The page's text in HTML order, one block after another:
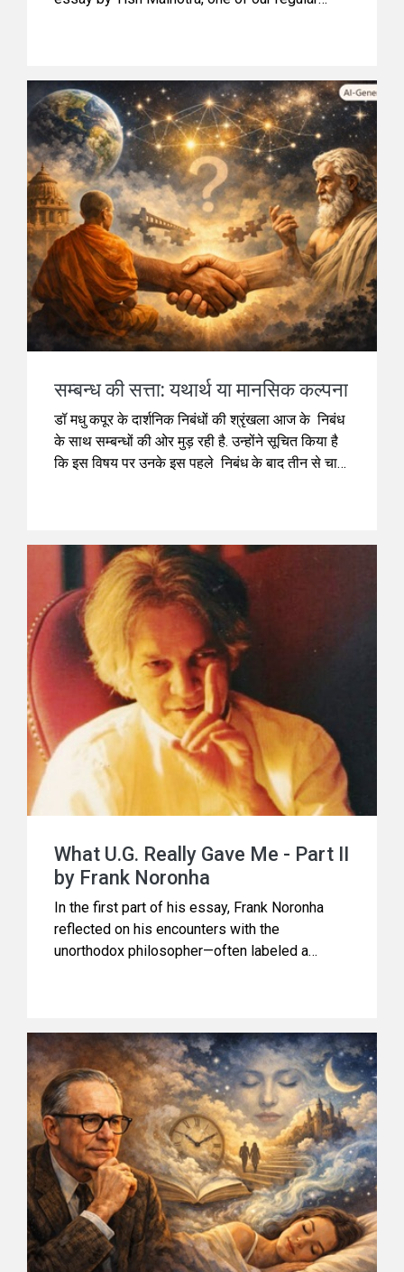
who illuminate the path of knowledge and
self‑realisation. In this piece, Tish revisits the
teachings of Sri Ramakrishna, reminding us of
the Guru’s role as mediator between the human
and the divine.
सम्बन्ध की सत्ता: यथार्थ या मानसिक कल्पना
डॉ मधु कपूर के दार्शनिक निबंधों की श्रृंखला आज के निबंध
के साथ सम्बन्धों की ओर मुड़ रही है. उन्होंने सूचित किया है
कि इस विषय पर उनके इस पहले निबंध के बाद तीन से चार
केवल मानसिक कल्पना।
What U.G. Really Gave Me - Part II
by Frank Noronha
In the first part of his essay, Frank Noronha
reflected on his encounters with the
unorthodox philosopher—often labeled a
what U.G. truly gave him, and how those
encounters shaped his search for answers.